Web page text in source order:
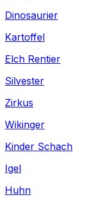
Dinosaurier
Kartoffel
Elch Rentier
Silvester
Zirkus
Wikinger
Kinder Schach
Igel
Huhn